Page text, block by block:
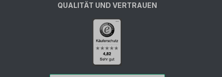
QUALITÄT UND VERTRAUEN